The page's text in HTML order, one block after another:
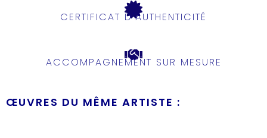
CERTIFICAT D'AUTHENTICITÉ
ACCOMPAGNEMENT SUR MESURE
ŒUVRES DU MÊME ARTISTE :